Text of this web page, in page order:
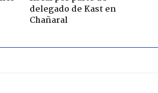
delegado de Kast en
Chañaral